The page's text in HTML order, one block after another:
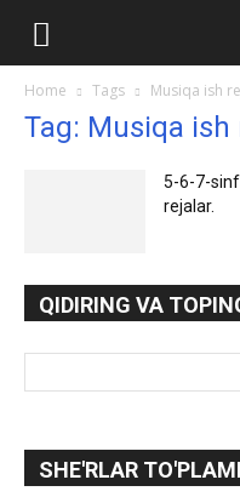
Home Tags Musiqa ish
Tag: Musiqa ish
5-6-7-
rejalar.
QIDIRING VA
SHE'RLAR TO'PLAMI